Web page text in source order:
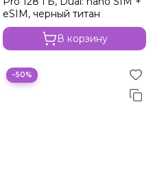
eSIM, черный титан
В корзину
−50%